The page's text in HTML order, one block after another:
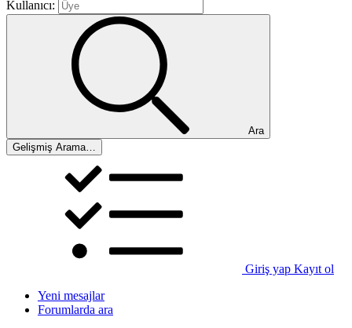
Kullanıcı:
Ara
Gelişmiş Arama…
Giriş yap Kayıt ol
Yeni mesajlar
Forumlarda ara